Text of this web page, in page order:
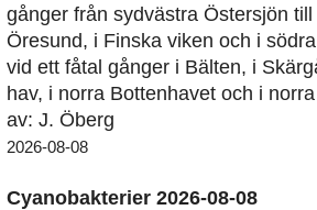
gånger från sydvästra Östersjön
Öresund, i Finska viken och i
vid ett fåtal gånger i Bälten, i
hav, i norra Bottenhavet och i
av: J. Öberg
2026-08-08
Cyanobakterier 2026-08-08